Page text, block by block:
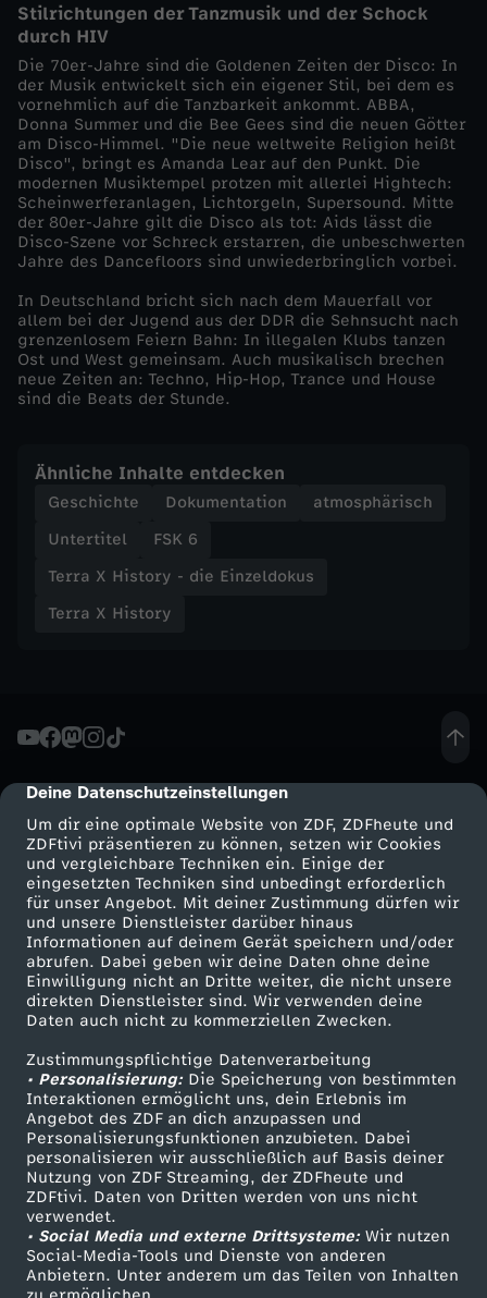
cmp-dialog-description
Deine Datenschutzeinstellungen
Um dir eine optimale Website von ZDF, ZDFheute und
ZDFtivi präsentieren zu können, setzen wir Cookies
und vergleichbare Techniken ein. Einige der
eingesetzten Techniken sind unbedingt erforderlich
für unser Angebot. Mit deiner Zustimmung dürfen wir
und unsere Dienstleister darüber hinaus
Informationen auf deinem Gerät speichern und/oder
abrufen. Dabei geben wir deine Daten ohne deine
Einwilligung nicht an Dritte weiter, die nicht unsere
direkten Dienstleister sind. Wir verwenden deine
Daten auch nicht zu kommerziellen Zwecken.
Zustimmungspflichtige Datenverarbeitung
• Personalisierung:Die Speicherung von bestimmten
Interaktionen ermöglicht uns, dein Erlebnis im
Angebot des ZDF an dich anzupassen und
Personalisierungsfunktionen anzubieten. Dabei
personalisieren wir ausschließlich auf Basis deiner
Nutzung von ZDF Streaming, der ZDFheute und
ZDFtivi. Daten von Dritten werden von uns nicht
verwendet.
• Social Media und externe Drittsysteme:Wir nutzen
Social-Media-Tools und Dienste von anderen
Anbietern. Unter anderem um das Teilen von Inhalten
M
y
t
h
o
D
i
c
o
–
c
h
t
l
e
b
e
n
i
n
O
Stilrichtungen der Tanzmusik und der Schock
durch HIV
Die 70er-Jahre sind die Goldenen Zeiten der Disco: In
der Musik entwickelt sich ein eigener Stil, bei dem es
vornehmlich auf die Tanzbarkeit ankommt. ABBA,
Donna Summer und die Bee Gees sind die neuen Götter
am Disco-Himmel. "Die neue weltweite Religion heißt
Disco", bringt es Amanda Lear auf den Punkt. Die
modernen Musiktempel protzen mit allerlei Hightech:
Scheinwerferanlagen, Lichtorgeln, Supersound. Mitte
der 80er-Jahre gilt die Disco als tot: Aids lässt die
Disco-Szene vor Schreck erstarren, die unbeschwerten
Jahre des Dancefloors sind unwiederbringlich vorbei.
In Deutschland bricht sich nach dem Mauerfall vor
allem bei der Jugend aus der DDR die Sehnsucht nach
grenzenlosem Feiern Bahn: In illegalen Klubs tanzen
Ost und West gemeinsam. Auch musikalisch brechen
neue Zeiten an: Techno, Hip-Hop, Trance und House
sind die Beats der Stunde.
Ähnliche Inhalte entdecken
Geschichte Dokumentation
atmosphärisch
Untertitel
FSK 6
Terra X History - die Einzeldokus
Terra X History
Mehr ZDF
ZDF-Apps
Smart TV
ZDFtext
Livestreams
Sendungen A-Z
TV-Programm
Service
ZDFmitreden
Kontakt zum ZDF
Tickets
Zuschauerservice
Hilfe
ZDF Unternehmen
Karriere